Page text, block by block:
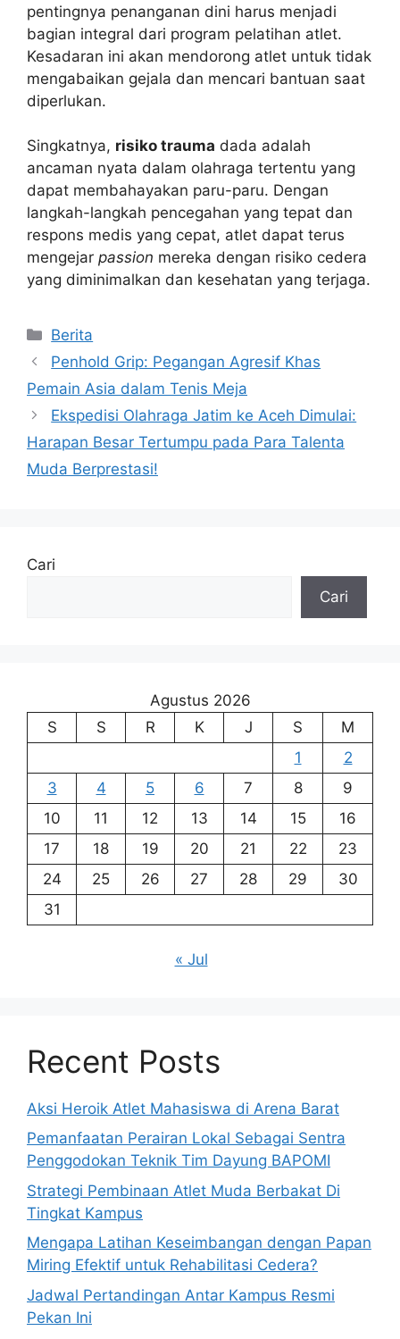
pentingnya penanganan dini harus menjadi
bagian integral dari program pelatihan atlet.
Kesadaran ini akan mendorong atlet untuk tidak
mengabaikan gejala dan mencari bantuan saat
diperlukan.
Singkatnya, risiko trauma dada adalah
ancaman nyata dalam olahraga tertentu yang
dapat membahayakan paru-paru. Dengan
langkah-langkah pencegahan yang tepat dan
respons medis yang cepat, atlet dapat terus
mengejar passion mereka dengan risiko cedera
yang diminimalkan dan kesehatan yang terjaga.
Kategori
Berita
Penhold Grip: Pegangan Agresif Khas
Pemain Asia dalam Tenis Meja
Ekspedisi Olahraga Jatim ke Aceh Dimulai:
Harapan Besar Tertumpu pada Para Talenta
Muda Berprestasi!
Cari
Cari
Agustus 2026
S
S R K J S
M
1
2
3
4 5 6 7 8
9
10
11 12 13 14 15
16
17
18 19 20 21 22
23
24
25 26 27 28 29
30
31
« Jul
Recent Posts
Aksi Heroik Atlet Mahasiswa di Arena Barat
Pemanfaatan Perairan Lokal Sebagai Sentra
Penggodokan Teknik Tim Dayung BAPOMI
Strategi Pembinaan Atlet Muda Berbakat Di
Tingkat Kampus
Mengapa Latihan Keseimbangan dengan Papan
Miring Efektif untuk Rehabilitasi Cedera?
Jadwal Pertandingan Antar Kampus Resmi
Pekan Ini